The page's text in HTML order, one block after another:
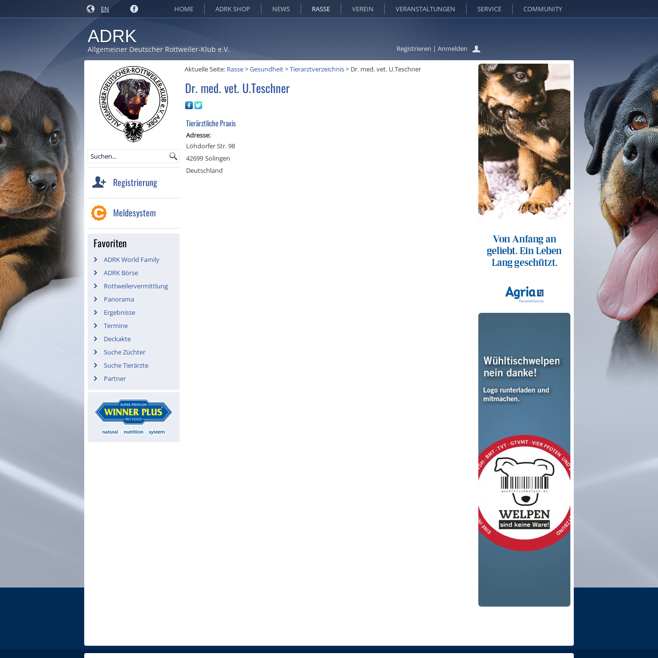
EN
Registrieren | Anmelden
HOME ADRK SHOP NEWS RASSE VEREIN VERANSTALTUNGEN SERVICE COMMUNITY
ADRK
Allgemeiner Deutscher Rottweiler-Klub e.V.
Registrierung
Meldesystem
Favoriten
ADRK World Family
ADRK Börse
Rottweilervermittlung
Panorama
Ergebnisse
Termine
Deckakte
Suche Züchter
Suche Tierärzte
Partner
Aktuelle Seite: Rasse>Gesundheit>Tierarztverzeichnis> Dr. med. vet. U.Teschner
Dr. med. vet. U.Teschner
Tierärztliche Praxis
Adresse:
Löhdorfer Str. 98
42699 Solingen
Deutschland